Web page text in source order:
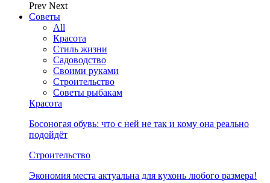
Prev Next
Советы
All
Красота
Стиль жизни
Садоводство
Своими руками
Строительство
Советы рыбакам
Красота
Босоногая обувь: что с ней не так и кому она реально
подойдёт
Строительство
Экономия места актуальна для кухонь любого размера!